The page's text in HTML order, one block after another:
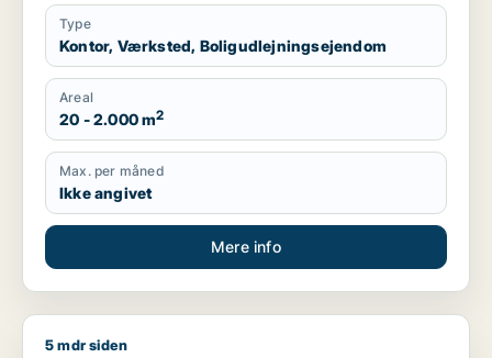
Type
Kontor, Værksted, Boligudlejningsejendom
Areal
20 - 2.000 m2
Max. per måned
Ikke angivet
Mere info
Jeg søger lager, værksted eller produktionslokaler til salg i
5 mdr siden